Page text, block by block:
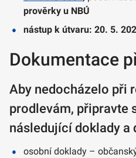
prověrky u NBÚ
nástup k útvaru: 20. 5.
Dokumentace
Aby nedocházelo při
prodlevám, připravte
následující doklady a
osobní doklady –